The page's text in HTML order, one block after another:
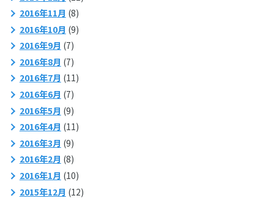
2016年11月 (8)
2016年10月 (9)
2016年9月 (7)
2016年8月 (7)
2016年7月 (11)
2016年6月 (7)
2016年5月 (9)
2016年4月 (11)
2016年3月 (9)
2016年2月 (8)
2016年1月 (10)
2015年12月 (12)